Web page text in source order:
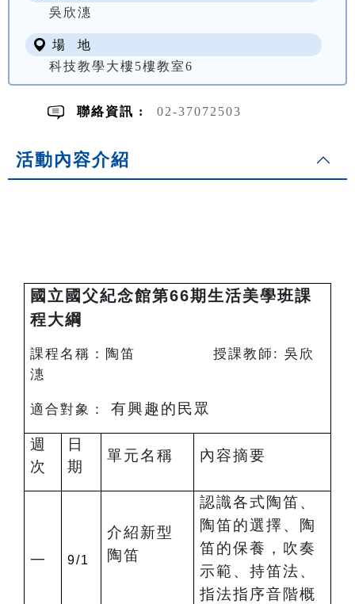
吳欣潓
場 地
科技教學大樓5樓教室6
聯絡資訊 : 02-37072503
活動內容介紹
國立國父紀念館第66期生活美學班課
程大綱
課程名稱：陶笛 授課教師: 吳欣
潓
適合對象： 有興趣的民眾
週
次
日
期
單元名稱 內容摘要
一 9/1
介紹新型
陶笛
認識各式陶笛、
陶笛的選擇、陶
笛的保養，吹奏
示範、持笛法、
指法指序音階概